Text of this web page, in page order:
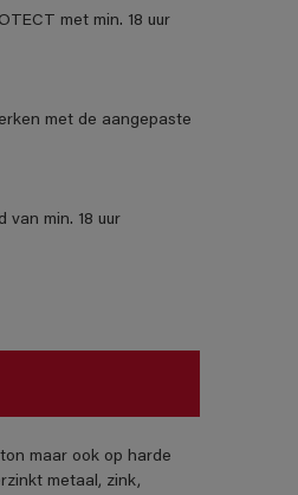
met min. 18 uur
met de aangepaste
van min. 18 uur
maar ook op harde
metaal, zink,